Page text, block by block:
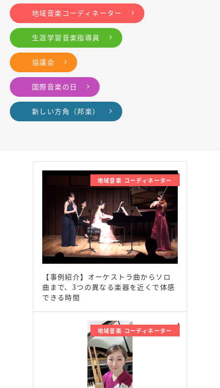
地域音楽コーディネーター
生涯学習音楽指導員
協議会
国際音楽の日
新しい方角（邦楽）
地域音楽 コーディネーター
【事例紹介】オーケストラ曲からソロ
曲まで、3つの異なる楽器を近くで体感
できる時間
地域音楽 コーディネーター